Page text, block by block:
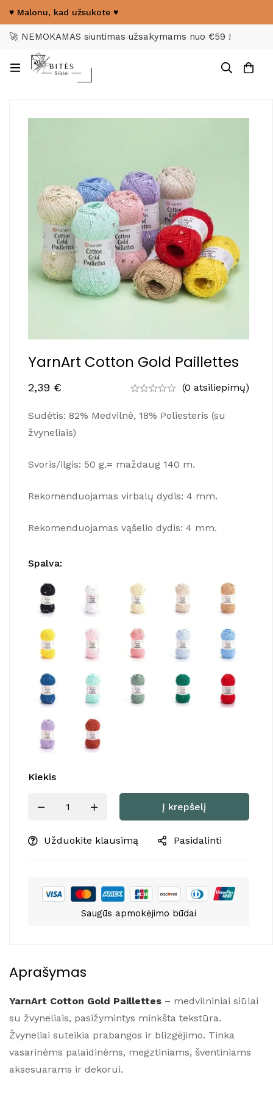
♥ Malonu, kad užsukote ♥
🚀 NEMOKAMAS siuntimas užsakymams nuo €59 !
YarnArt Cotton Gold Paillettes
2,39 € (0 atsiliepimų)
Sudėtis: 82% Medvilnė, 18% Poliesteris (su
žvyneliais)
Svoris/ilgis: 50 g.= maždaug 140 m.
Rekomenduojamas virbalų dydis: 4 mm.
Rekomenduojamas vąšelio dydis: 4 mm.
Spalva:
Kiekis
Į krepšelį
Užduokite klausimą Pasidalinti
Saugūs apmokėjimo būdai
Aprašymas
YarnArt Cotton Gold Paillettes – medvilniniai siūlai
su žvyneliais, pasižymintys minkšta tekstūra.
Žvyneliai suteikia prabangos ir blizgėjimo. Tinka
vasarinėms palaidinėms, megztiniams, šventiniams
aksesuarams ir dekorui.